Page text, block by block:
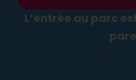
L’entrée au parc